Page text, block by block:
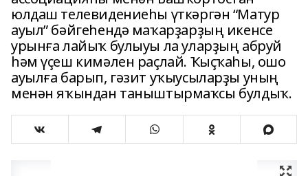
юлдаш телевидениеһы үткәргән “Матур
ауыл” бәйгеһендә маҡарҙарҙың икенсе
урынға лайыҡ булыуы ла уларҙың абруй
һәм үҫеш кимәлен раҫлай. Ҡыҫҡаһы, ошо
ауылға барып, гәзит уҡыусыларҙы уның
менән яҡындан таныштырмаҡсы булдыҡ.